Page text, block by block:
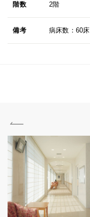
階数 2階
備考 病床数：60床